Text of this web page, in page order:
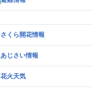
さくら開花情報
あじさい情報
花火天気